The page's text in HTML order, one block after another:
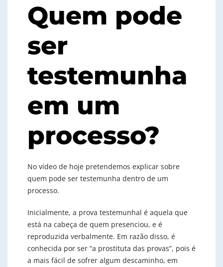
Quem pode
ser
testemunha
em um
processo?
No vídeo de hoje pretendemos explicar sobre
quem pode ser testemunha dentro de um
processo.
Inicialmente, a prova testemunhal é aquela que
está na cabeça de quem presenciou, e é
reproduzida verbalmente. Em razão disso, é
conhecida por ser “a prostituta das provas”, pois é
a mais fácil de sofrer algum descaminho, em